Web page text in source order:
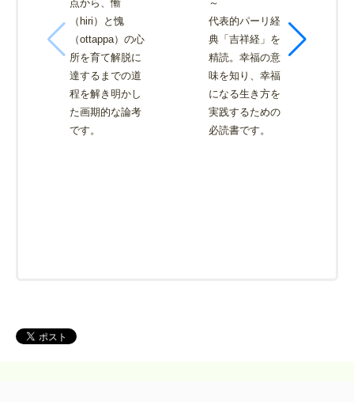
点から、慚
（hiri）と愧
（ottappa）の心
所を育て解脱に
達するまでの道
程を解き明かし
た画期的な論考
です。
～
代表的パーリ経
典「吉祥経」を
精読。幸福の意
味を知り、幸福
になる生き方を
実践するための
必読書です。